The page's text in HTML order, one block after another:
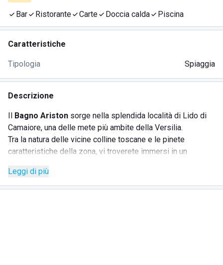
Bar Ristorante Carte Doccia calda Piscina
Caratteristiche
Tipologia Spiaggia
Descrizione
Il Bagno Ariston sorge nella splendida località di Lido di
Camaiore, una delle mete più ambite della Versilia.
Tra la natura delle vicine colline toscane e le pinete
caratteristiche della zona, vi troverete immersi in un
In questo piccolo angolo di paradiso è pronto ad
Leggi di più